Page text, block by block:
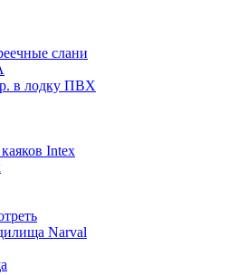
слани
в лодку ПВХ
Intex
Narval